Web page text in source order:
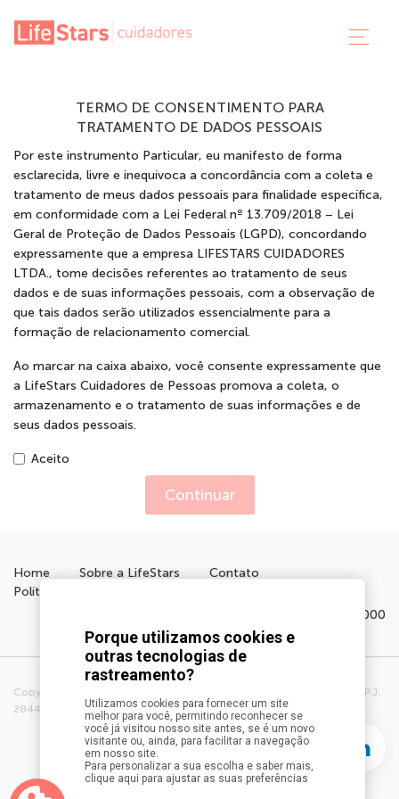
TERMO DE CONSENTIMENTO PARA
TRATAMENTO DE DADOS PESSOAIS
Por este instrumento Particular, eu manifesto de forma
esclarecida, livre e inequívoca a concordância com a coleta e
tratamento de meus dados pessoais para finalidade específica,
em conformidade com a Lei Federal nº 13.709/2018 – Lei
Geral de Proteção de Dados Pessoais (LGPD), concordando
expressamente que a empresa LIFESTARS CUIDADORES
LTDA., tome decisões referentes ao tratamento de seus
dados e de suas informações pessoais, com a observação de
que tais dados serão utilizados essencialmente para a
formação de relacionamento comercial.
Ao marcar na caixa abaixo, você consente expressamente que
a LifeStars Cuidadores de Pessoas promova a coleta, o
armazenamento e o tratamento de suas informações e de
seus dados pessoais.
Aceito
Continuar
Home Sobre a LifeStars
Contato
Política de Privacidade
Entre em contato 11 4564-1000
Copyright ©2026 - LIFESTARS CUIDADORES DE PESSOAS LTDA – CNPJ:
28446237/0001-10 - Todos os direitos reservados.
Porque utilizamos cookies e
outras tecnologias de
rastreamento?
Utilizamos cookies para fornecer um site
melhor para você, permitindo reconhecer se
você já visitou nosso site antes, se é um novo
visitante ou, ainda, para facilitar a navegação
em nosso site.
Para personalizar a sua escolha e saber mais,
clique aqui para ajustar as suas preferências